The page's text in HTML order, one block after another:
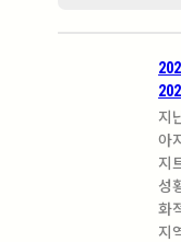
지
아
지
성
화
지